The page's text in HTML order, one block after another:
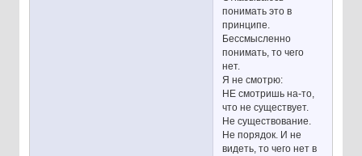
понимать это в
принципе.
Бессмысленно
понимать, то чего
нет.
Я не смотрю:
НЕ смотришь на-то,
что не существует.
Не существование.
Не порядок. И не
видеть, то чего нет в